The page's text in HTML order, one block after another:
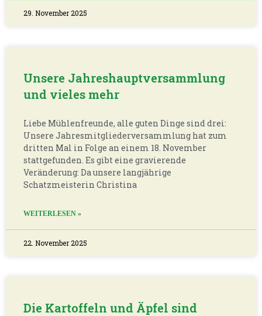
29. November 2025
Unsere Jahreshauptversammlung
und vieles mehr
Liebe Mühlenfreunde, alle guten Dinge sind drei:
Unsere Jahresmitgliederversammlung hat zum
dritten Mal in Folge an einem 18. November
stattgefunden. Es gibt eine gravierende
Veränderung: Da unsere langjährige
Schatzmeisterin Christina
WEITERLESEN »
22. November 2025
Die Kartoffeln und Äpfel sind